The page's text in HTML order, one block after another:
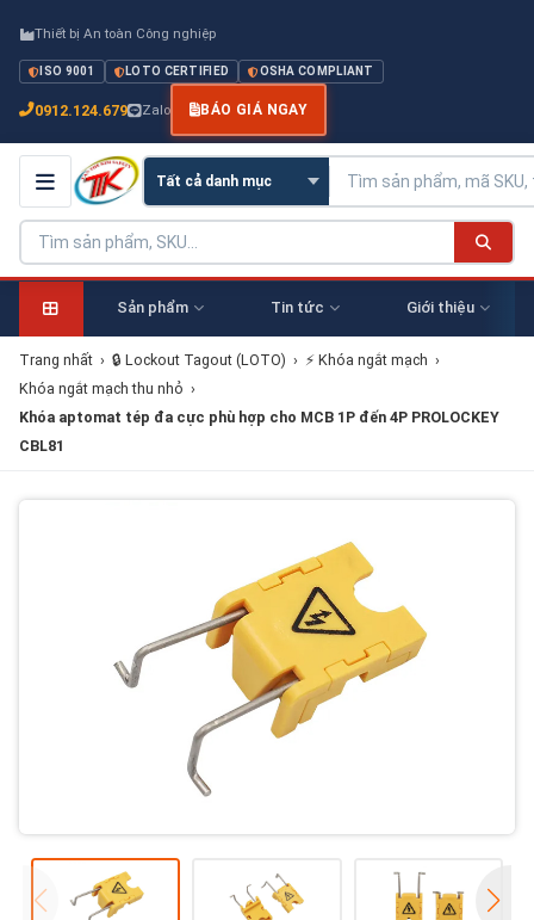
Thiết bị An toàn Công nghiệp
ISO 9001 LOTO CERTIFIED OSHA COMPLIANT
0912.124.679 Zalo BÁO GIÁ NGAY
Sản phẩm Tin tức Giới thiệu
Trang nhất › 🔒 Lockout Tagout (LOTO) › ⚡ Khóa ngắt mạch ›
Khóa ngắt mạch thu nhỏ ›
Khóa aptomat tép đa cực phù hợp cho MCB 1P đến 4P PROLOCKEY
CBL81